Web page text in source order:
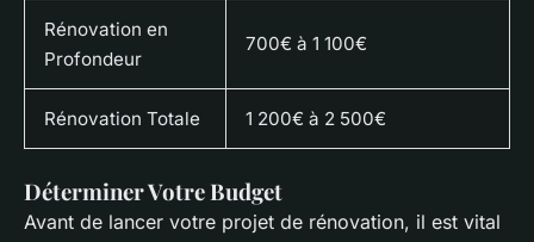
Rénovation en
Profondeur
700€ à 1 100€
Rénovation Totale 1 200€ à 2 500€
Déterminer Votre Budget
Avant de lancer votre projet de rénovation, il est vital